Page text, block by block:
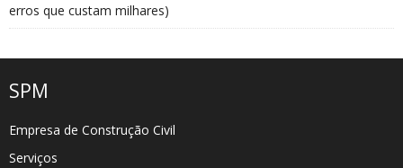
erros que custam milhares)
SPM
Empresa de Construção Civil
Serviços